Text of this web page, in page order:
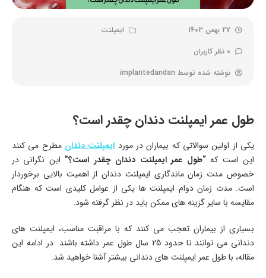
27 بهمن 1403
ایمپلنت
0 نظر کاربران
نوشته شده توسط implantedandan
طول عمر ایمپلنت دندان چقدر است؟
یکی از اولین سوالاتی که بیماران در موردایمپلنت دندان مطرح می‌ کنند
این است که“طول عمر ایمپلنت دندان چقدر است؟”این نگرانی در
خصوص مدت زمان ماندگاری ایمپلنت دندان از اهمیت بالایی برخوردار
است. مدت زمان دوام ایمپلنت ‌ها یکی از عوامل کلیدی است که هنگام
مقایسه با سایر گزینه ‌های ممکن باید در نظر گرفته شود.
بسیاری از بیماران تعجب می ‌کنند که با مراقبت مناسب، ایمپلنت ‌های
دندانی می ‌توانند تا حدود 25 سال طول عمر داشته باشند. در ادامه این
مقاله، با طول عمر ایمپلنت های دندانی بیشتر آشنا خواهید شد.